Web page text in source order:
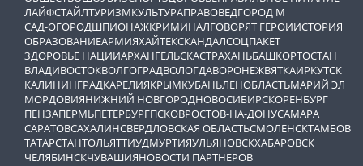
ЛАЙФСТАЙЛТУРИЗМКУЛЬТУРАПРАВОВЕДГОРОД М
САД-ОГОРОДШПИОНАЖКРИМИНАЛГОВОРЯТ ГЕРОИИСТОРИЯ
ОБРАЗОВАНИЕАРМИЯХАЙТЕКСКАНДАЛСОЦПАКЕТ
ЗДОРОВЬЕ НАЦИИАРХАНГЕЛЬСКАСТРАХАНЬБАШКОРТОСТАН
ВЛАДИВОСТОКВОЛГОГРАДВОЛОГДАВОРОНЕЖВЯТКАИРКУТСК
КАЛИНИНГРАДКАРЕЛИЯКРЫМКУБАНЬЛЕНОБЛАСТЬМАРИЙ ЭЛ
МОРДОВИЯНИЖНИЙ НОВГОРОДНОВОСИБИРСКОРЕНБУРГ
ПЕНЗАПЕРМЬПЕТЕРБУРГПСКОВРОСТОВ-НА-ДОНУСАМАРА
САРАТОВСАХАЛИНСВЕРДЛОВСКАЯ ОБЛАСТЬСМОЛЕНСКТАМБОВ
ТАТАРСТАНТОЛЬЯТТИУДМУРТИЯУЛЬЯНОВСКХАБАРОВСК
ЧЕЛЯБИНСКЧУВАШИЯНОВОСТИ ПАРТНЕРОВ